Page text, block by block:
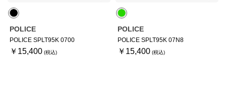
POLICE
POLICE SPLT95K 0700
￥15,400
POLICE
POLICE SPLT95K 07N8
￥15,400